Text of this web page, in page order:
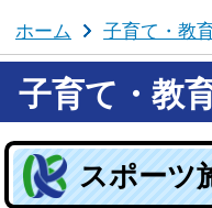
ホーム 子育て・教
子育て・教
スポーツ